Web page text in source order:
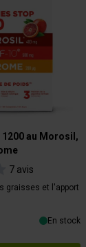
au Morosil,
7 avis
graisses et l'apport
En stock